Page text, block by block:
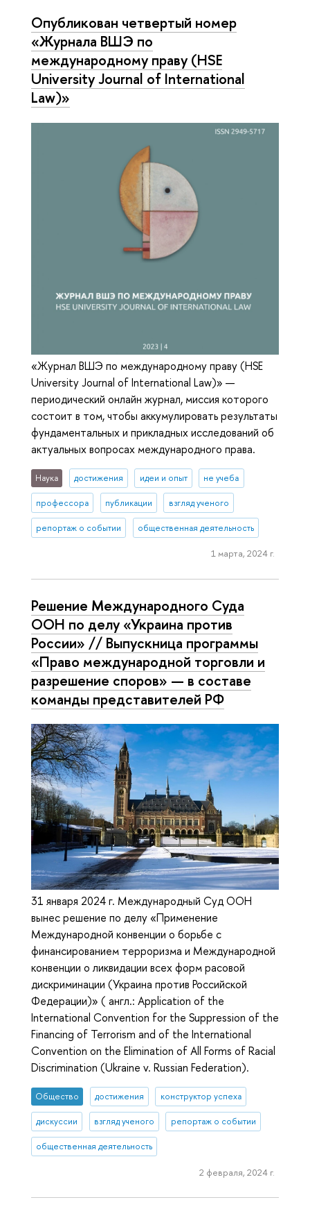
Опубликован четвертый номер
«Журнала ВШЭ по
международному праву (HSE
University Journal of International
Law)»
«Журнал ВШЭ по международному праву (HSE
University Journal of International Law)» —
периодический онлайн журнал, миссия которого
состоит в том, чтобы аккумулировать результаты
фундаментальных и прикладных исследований об
актуальных вопросах международного права.
Наука достижения идеи и опыт не учеба
профессора публикации взгляд ученого
репортаж о событии общественная деятельность
1 марта, 2024 г.
Решение Международного Суда
ООН по делу «Украина против
России» // Выпускница программы
«Право международной торговли и
разрешение споров» — в составе
команды представителей РФ
31 января 2024 г. Международный Суд ООН
вынес решение по делу «Применение
Международной конвенции о борьбе с
финансированием терроризма и Международной
конвенции о ликвидации всех форм расовой
дискриминации (Украина против Российской
Федерации)» ( англ.: Application of the
International Convention for the Suppression of the
Financing of Terrorism and of the International
Convention on the Elimination of All Forms of Racial
Discrimination (Ukraine v. Russian Federation).
Общество достижения конструктор успеха
дискуссии взгляд ученого репортаж о событии
общественная деятельность
2 февраля, 2024 г.